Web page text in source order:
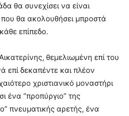
θα συνεχίσει να είναι
θα ακολουθήσει μπροστά
επίπεδο.
θεμελιωμένη επί του
επί δεκαπέντε και πλέον
χριστιανικό μοναστήρι
ένα “προπύργιο” της
πνευματικής αρετής, ένα